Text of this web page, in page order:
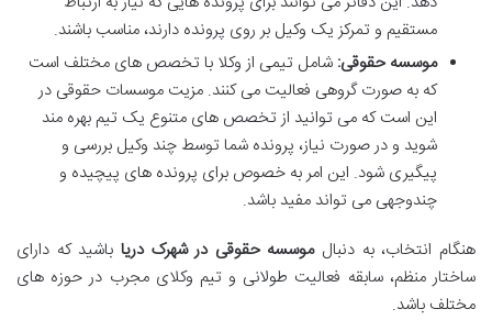
مستقیم و تمرکز یک وکیل بر روی پرونده دارند، مناسب باشند.
موسسه حقوقی: شامل تیمی از وکلا با تخصص های مختلف است
که به صورت گروهی فعالیت می کنند. مزیت موسسات حقوقی در
این است که می توانید از تخصص های متنوع یک تیم بهره مند
شوید و در صورت نیاز، پرونده شما توسط چند وکیل بررسی و
پیگیری شود. این امر به خصوص برای پرونده های پیچیده و
چندوجهی می تواند مفید باشد.
هنگام انتخاب، به دنبالموسسه حقوقی در شهرک دریا باشید که دارای
ساختار منظم، سابقه فعالیت طولانی و تیم وکلای مجرب در حوزه های
مختلف باشد.